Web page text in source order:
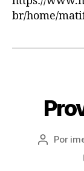
br/home/
Por